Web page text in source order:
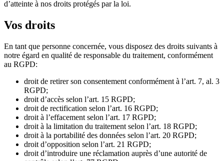
d’atteinte à nos droits protégés par la loi.
Vos droits
En tant que personne concernée, vous disposez des droits suivants à
notre égard en qualité de responsable du traitement, conformément
au RGPD:
droit de retirer son consentement conformément à l’art. 7, al. 3
RGPD;
droit d’accès selon l’art. 15 RGPD;
droit de rectification selon l’art. 16 RGPD;
droit à l’effacement selon l’art. 17 RGPD;
droit à la limitation du traitement selon l’art. 18 RGPD;
droit à la portabilité des données selon l’art. 20 RGPD;
droit d’opposition selon l’art. 21 RGPD;
droit d’introduire une réclamation auprès d’une autorité de